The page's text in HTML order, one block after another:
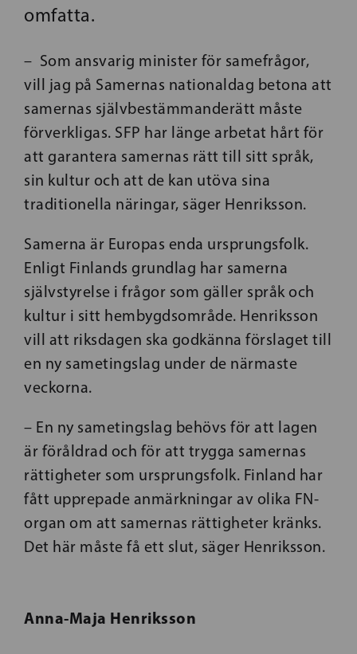
omfatta.
– Som ansvarig minister för samefrågor,
vill jag på Samernas nationaldag betona att
samernas självbestämmanderätt måste
förverkligas. SFP har länge arbetat hårt för
att garantera samernas rätt till sitt språk,
sin kultur och att de kan utöva sina
traditionella näringar, säger Henriksson.
Samerna är Europas enda ursprungsfolk.
Enligt Finlands grundlag har samerna
självstyrelse i frågor som gäller språk och
kultur i sitt hembygdsområde. Henriksson
vill att riksdagen ska godkänna förslaget till
en ny sametingslag under de närmaste
veckorna.
– En ny sametingslag behövs för att lagen
är föråldrad och för att trygga samernas
rättigheter som ursprungsfolk. Finland har
fått upprepade anmärkningar av olika FN-
organ om att samernas rättigheter kränks.
Det här måste få ett slut, säger Henriksson.
Anna-Maja Henriksson